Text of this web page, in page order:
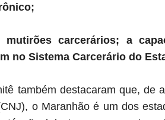
mutirões carcerários; a
no Sistema Carcerário do
também destacaram que, de
o Maranhão é um dos